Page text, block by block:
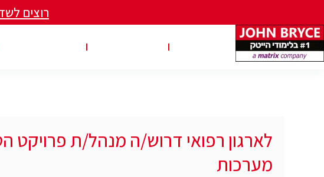
רוצים
לארגון רפואי דרוש/ה מנהל/ת
מערכות